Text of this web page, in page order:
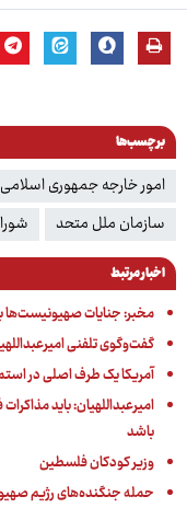
برچسب‌ها
امور خارجه جمهوری اسلامی
سازمان ملل متحد
اخبار مرتبط
مخبر: جنایات صهیونیست‌ها
گفت‌وگوی تلفنی
آمریکا یک طرف اصلی در
امیرعبداللهیان: باید
باشد
وزیر کودکان فلسطین
حمله جنگنده‌های رژیم